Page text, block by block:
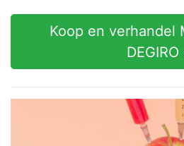
Koop en verhandel
DEGIRO